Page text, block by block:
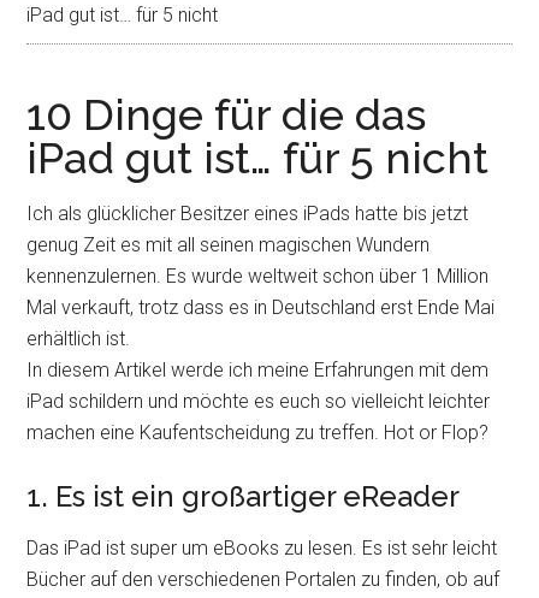
iPad gut ist… für 5 nicht
10 Dinge für die das
iPad gut ist… für 5 nicht
Ich als glücklicher Besitzer eines iPads hatte bis jetzt
genug Zeit es mit all seinen magischen Wundern
kennenzulernen. Es wurde weltweit schon über 1 Million
Mal verkauft, trotz dass es in Deutschland erst Ende Mai
erhältlich ist.
In diesem Artikel werde ich meine Erfahrungen mit dem
iPad schildern und möchte es euch so vielleicht leichter
machen eine Kaufentscheidung zu treffen. Hot or Flop?
1. Es ist ein großartiger eReader
Das iPad ist super um eBooks zu lesen. Es ist sehr leicht
Bücher auf den verschiedenen Portalen zu finden, ob auf